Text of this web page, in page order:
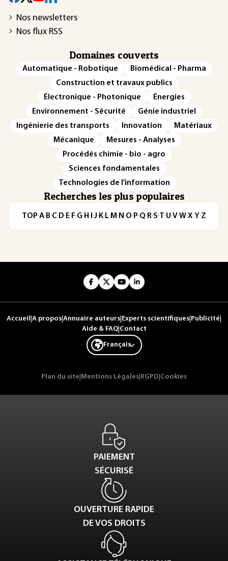
Nos newsletters
Nos flux RSS
Domaines couverts
Automatique - Robotique
Biomédical - Pharma
Construction et travaux publics
Électronique - Photonique
Énergies
Environnement - Sécurité
Génie industriel
Ingénierie des transports
Innovation
Matériaux
Mécanique
Mesures - Analyses
Procédés chimie - bio - agro
Sciences fondamentales
Technologies de l'information
Recherches les plus populaires
TOP·A·B·C· D· E· F·G· H · ·J· K· L· M · N ·O· P·Q· R·S·T·U·V·W·X·Y·Z
Accueil A propos Annuaire auteurs Experts scientifiques Publicité
Aide & FAQ| Contact
Français
Plan du site Mentions Légales RGPD Cookies
PAIEMENT
SÉCURISÉ
OUVERTURE RAPIDE
DE VOS DROITS